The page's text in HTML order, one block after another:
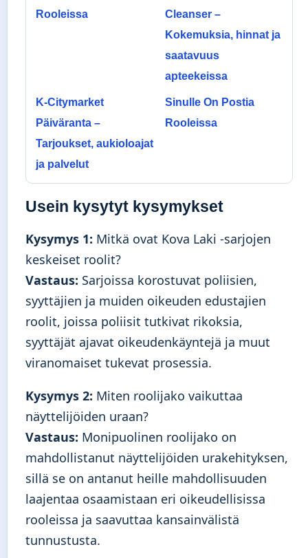
Rooleissa
Cleanser –
Kokemuksia, hinnat ja
saatavuus
apteekeissa
K-Citymarket
Päiväranta –
Tarjoukset, aukioloajat
ja palvelut
Sinulle On Postia
Rooleissa
Usein kysytyt kysymykset
Kysymys 1: Mitkä ovat Kova Laki -sarjojen
keskeiset roolit?
Vastaus: Sarjoissa korostuvat poliisien,
syyttäjien ja muiden oikeuden edustajien
roolit, joissa poliisit tutkivat rikoksia,
syyttäjät ajavat oikeudenkäyntejä ja muut
viranomaiset tukevat prosessia.
Kysymys 2: Miten roolijako vaikuttaa
näyttelijöiden uraan?
Vastaus: Monipuolinen roolijako on
mahdollistanut näyttelijöiden urakehityksen,
sillä se on antanut heille mahdollisuuden
laajentaa osaamistaan eri oikeudellisissa
rooleissa ja saavuttaa kansainvälistä
tunnustusta.